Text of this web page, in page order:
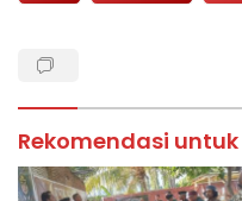
Rekomendasi